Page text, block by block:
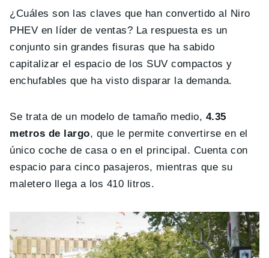
¿Cuáles son las claves que han convertido al Niro
PHEV en líder de ventas? La respuesta es un
conjunto sin grandes fisuras que ha sabido
capitalizar el espacio de los SUV compactos y
enchufables que ha visto disparar la demanda.
Se trata de un modelo de tamaño medio, 4.35
metros de largo, que le permite convertirse en el
único coche de casa o en el principal. Cuenta con
espacio para cinco pasajeros, mientras que su
maletero llega a los 410 litros.